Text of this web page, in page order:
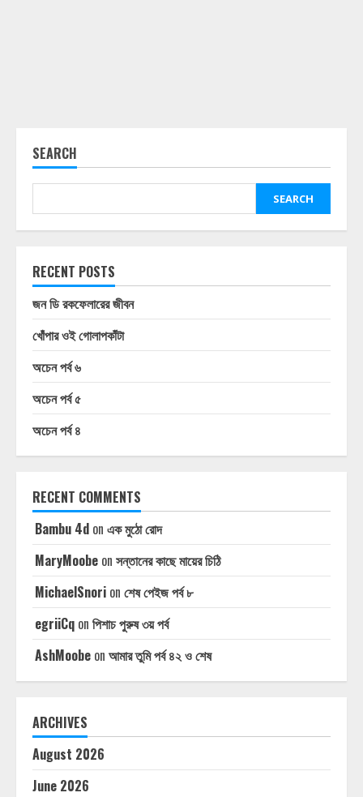
SEARCH
SEARCH
RECENT POSTS
জন ডি রকফেলারের জীবন
খোঁপার ওই গোলাপকাঁটা
অচেন পর্ব ৬
অচেন পর্ব ৫
অচেন পর্ব ৪
RECENT COMMENTS
Bambu 4d on এক মুঠো রোদ
MaryMoobe on সন্তানের কাছে মায়ের চিঠি
MichaelSnori on শেষ পেইজ পর্ব ৮
egriiCq on পিশাচ পুরুষ ৩য় পর্ব
AshMoobe on আমার তুমি পর্ব ৪২ ও শেষ
ARCHIVES
August 2026
June 2026